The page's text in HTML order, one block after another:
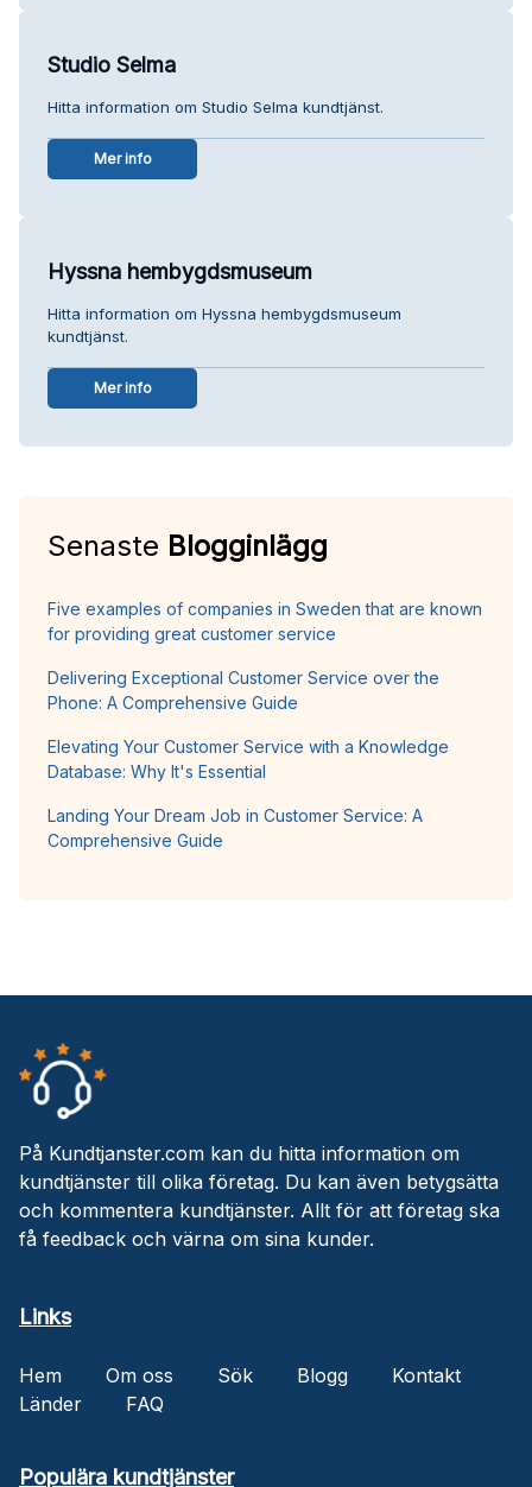
Studio Selma
Hitta information om Studio Selma kundtjänst.
Mer info
Hyssna hembygdsmuseum
Hitta information om Hyssna hembygdsmuseum
kundtjänst.
Mer info
Senaste Blogginlägg
Five examples of companies in Sweden that are known
for providing great customer service
Delivering Exceptional Customer Service over the
Phone: A Comprehensive Guide
Elevating Your Customer Service with a Knowledge
Database: Why It's Essential
Landing Your Dream Job in Customer Service: A
Comprehensive Guide
På Kundtjanster.com kan du hitta information om
kundtjänster till olika företag. Du kan även betygsätta
och kommentera kundtjänster. Allt för att företag ska
få feedback och värna om sina kunder.
Links
Hem Om oss Sök Blogg
Kontakt
Länder
FAQ
Populära kundtjänster